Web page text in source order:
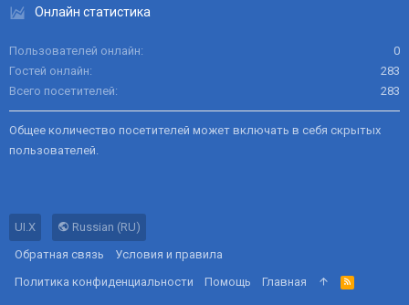
Онлайн статистика
Пользователей онлайн
0
Гостей онлайн
283
Всего посетителей
283
Общее количество посетителей может включать в себя скрытых
пользователей.
UI.X
Russian (RU)
Обратная связь
Условия и правила
Политика конфиденциальности
Помощь Главная
R
S